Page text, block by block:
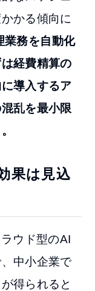
かる傾向に
業務を自動化
経費精算の
導入するア
乱を最小限
果は見込
ウド型のAI
中小企業で
得られると